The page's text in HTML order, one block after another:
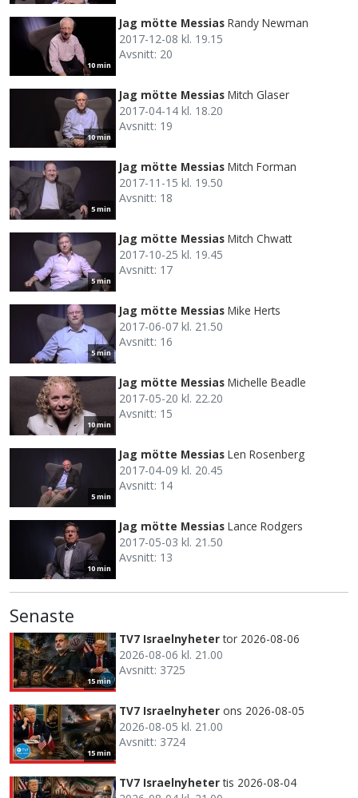
10 min
Jag mötte Messias Randy Newman
2017-12-08 kl. 19.15
Avsnitt: 20
10 min
Jag mötte Messias Mitch Glaser
2017-04-14 kl. 18.20
Avsnitt: 19
5 min
Jag mötte Messias Mitch Forman
2017-11-15 kl. 19.50
Avsnitt: 18
5 min
Jag mötte Messias Mitch Chwatt
2017-10-25 kl. 19.45
Avsnitt: 17
5 min
Jag mötte Messias Mike Herts
2017-06-07 kl. 21.50
Avsnitt: 16
10 min
Jag mötte Messias Michelle Beadle
2017-05-20 kl. 22.20
Avsnitt: 15
5 min
Jag mötte Messias Len Rosenberg
2017-04-09 kl. 20.45
Avsnitt: 14
10 min
Jag mötte Messias Lance Rodgers
2017-05-03 kl. 21.50
Avsnitt: 13
Senaste
15 min
TV7 Israelnyheter tor 2026-08-06
2026-08-06 kl. 21.00
Avsnitt: 3725
15 min
TV7 Israelnyheter ons 2026-08-05
2026-08-05 kl. 21.00
Avsnitt: 3724
TV7 Israelnyheter tis 2026-08-04